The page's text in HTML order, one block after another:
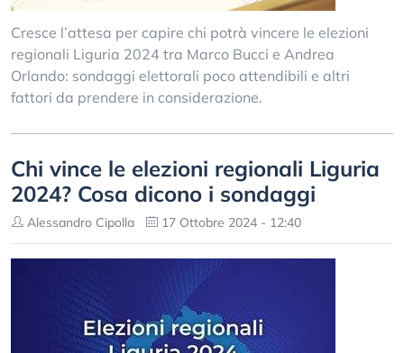
Cresce l’attesa per capire chi potrà vincere le elezioni
regionali Liguria 2024 tra Marco Bucci e Andrea
Orlando: sondaggi elettorali poco attendibili e altri
fattori da prendere in considerazione.
Chi vince le elezioni regionali Liguria
2024? Cosa dicono i sondaggi
Alessandro Cipolla 17 Ottobre 2024 - 12:40